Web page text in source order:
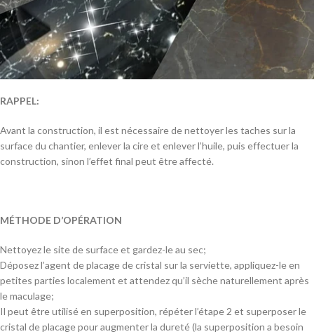
RAPPEL:
Avant la construction, il est nécessaire de nettoyer les taches sur la
surface du chantier, enlever la cire et enlever l’huile, puis effectuer la
construction, sinon l’effet final peut être affecté.
MÉTHODE D’OPÉRATION
Nettoyez le site de surface et gardez-le au sec;
Déposez l’agent de placage de cristal sur la serviette, appliquez-le en
petites parties localement et attendez qu’il sèche naturellement après
le maculage;
Il peut être utilisé en superposition, répéter l’étape 2 et superposer le
cristal de placage pour augmenter la dureté (la superposition a besoin